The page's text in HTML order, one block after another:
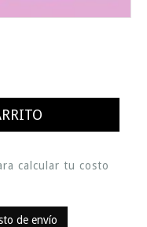
calcular tu costo
de envío